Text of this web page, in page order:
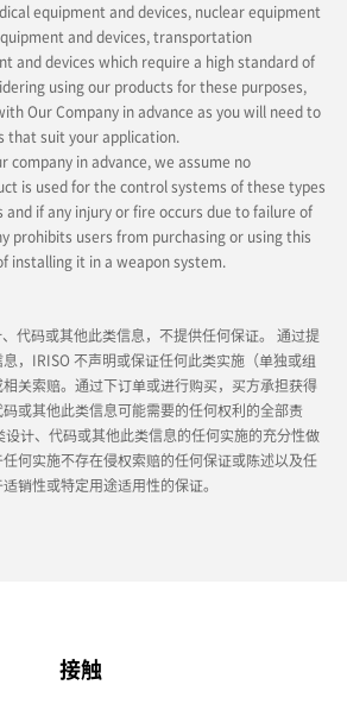
equipment and devices, nuclear equipment
and devices, transportation
and devices which require a high standard of
using our products for these purposes,
Our Company in advance as you will need to
that suit your application.
company in advance, we assume no
is used for the control systems of these types
and if any injury or fire occurs due to failure of
prohibits users from purchasing or using this
installing it in a weapon system.
代码或其他此类信息，不提供任何保证。 通过提
，IRISO 不声明或保证任何此类实施（单独或组
关索赔。通过下订单或进行购买，买方承担获得
或其他此类信息可能需要的任何权利的全部责
计、代码或其他此类信息的任何实施的充分性做
何实施不存在侵权索赔的任何保证或陈述以及任
销性或特定用途适用性的保证。
接触